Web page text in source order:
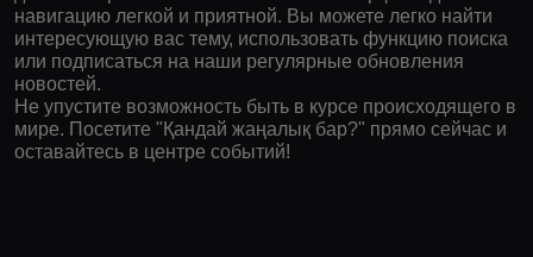
навигацию легкой и приятной. Вы можете легко найти
интересующую вас тему, использовать функцию поиска
или подписаться на наши регулярные обновления
новостей.
Не упустите возможность быть в курсе происходящего в
мире. Посетите "Қандай жаңалық бар?" прямо сейчас и
оставайтесь в центре событий!